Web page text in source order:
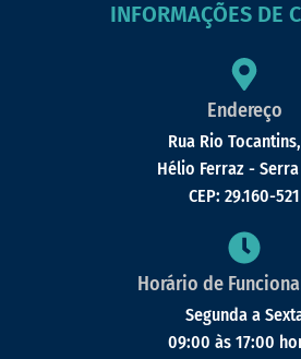
INFORMAÇÕES DE
Endereço
Rua Rio
Hélio Ferraz - Serra
CEP: 29.160-521
Horário de
Segunda a
09:00 às 17:00